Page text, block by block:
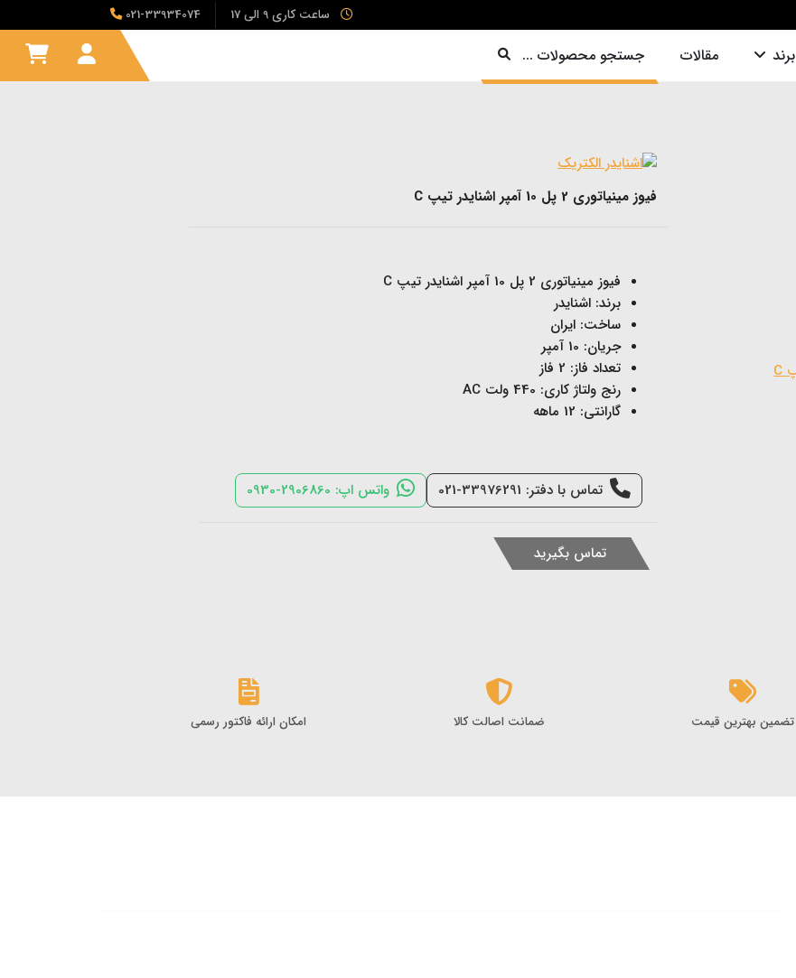
ساعت کاری 9 الی 17 021-33934074
برند مقالات جستجو محصولات ...
فیوز مینیاتوری 2 پل 10 آمپر اشنایدر تیپ C
فیوز مینیاتوری 2 پل 10 آمپر اشنایدر تیپ C
برند: اشنایدر
ساخت: ایران
جریان: 10 آمپر
تعداد فاز: 2 فاز
رنج ولتاژ کاری: 440 ولت AC
گارانتی: 12 ماهه
تماس با دفتر: 33976291-021 واتس اپ: 2906860-0930
تماس بگیرید
تضمین بهترین قیمت ضمانت اصالت کالا امکان ارائه فاکتور رسمی